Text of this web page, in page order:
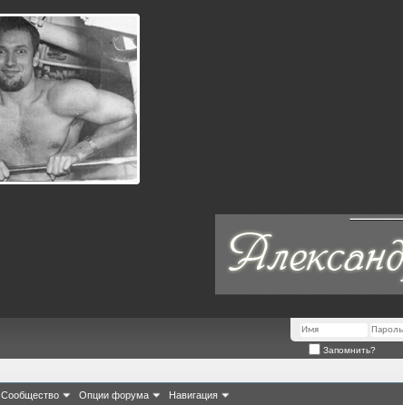
Запомнить?
Сообщество Опции форума Навигация